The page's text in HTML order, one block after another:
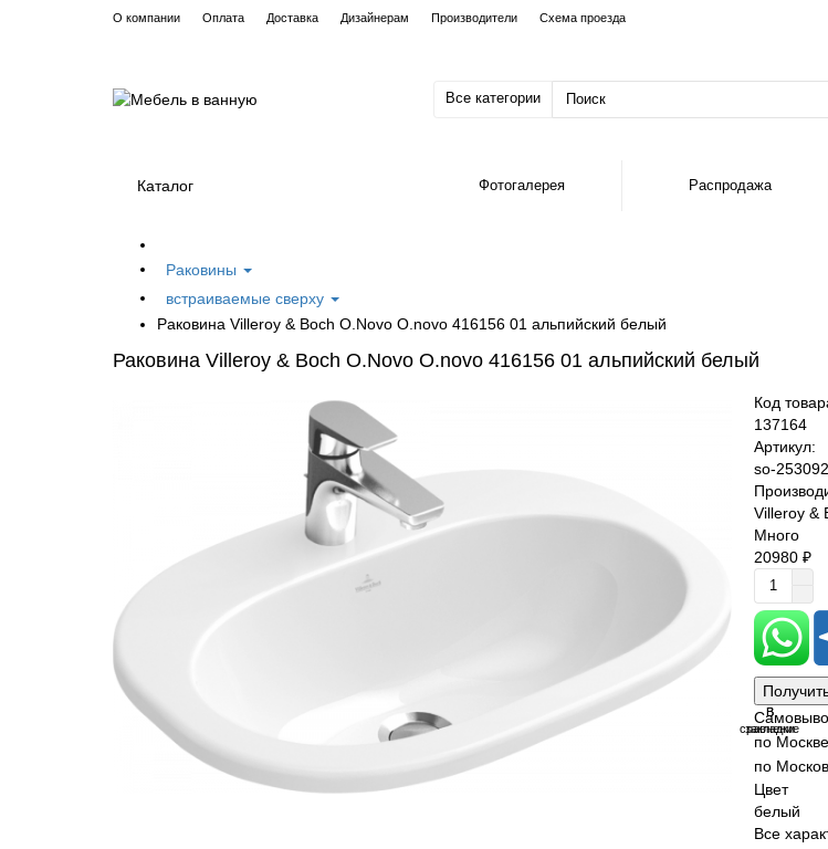
О компании Оплата Доставка Дизайнерам Производители Схема проезда
Все категории
Каталог Фотогалерея Распродажа
Раковины
встраиваемые сверху
Раковина Villeroy & Boch O.Novo O.novo 416156 01 альпийский белый
Раковина Villeroy & Boch O.Novo O.novo 416156 01 альпийский белый
Код
137164
Артикул:
so-253092
Villeroy &
Много
20980 ₽
В
закладки
В
сравнение
по
по
Цвет
белый
Все